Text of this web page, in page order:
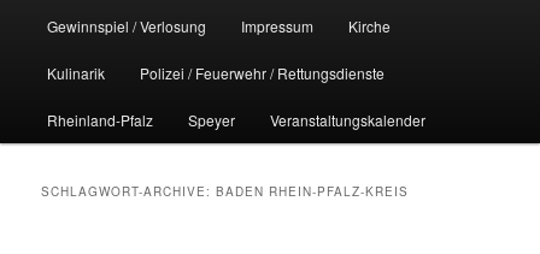
Gewinnspiel / Verlosung Impressum Kirche
Kulinarik Polizei / Feuerwehr / Rettungsdienste
Rheinland-Pfalz Speyer Veranstaltungskalender
SCHLAGWORT-ARCHIVE:BADEN RHEIN-PFALZ-KREIS